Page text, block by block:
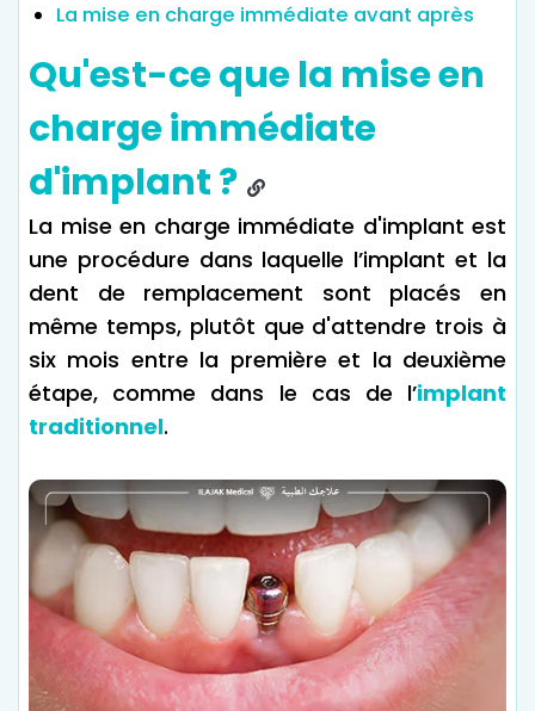
La mise en charge immédiate avant après
Qu'est-ce que la mise en
charge immédiate
d'implant ?
La mise en charge immédiate d'implant est
une procédure dans laquelle l’implant et la
dent de remplacement sont placés en
même temps, plutôt que d'attendre trois à
six mois entre la première et la deuxième
étape, comme dans le cas de l’implant
traditionnel.